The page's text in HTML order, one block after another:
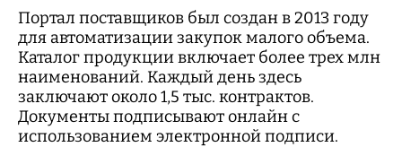
Портал поставщиков был создан в 2013 году
для автоматизации закупок малого объема.
Каталог продукции включает более трех млн
наименований. Каждый день здесь
заключают около 1,5 тыс. контрактов.
Документы подписывают онлайн с
использованием электронной подписи.